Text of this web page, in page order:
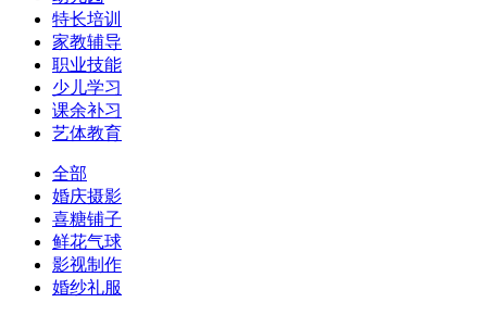
特长培训
家教辅导
职业技能
少儿学习
课余补习
艺体教育
全部
婚庆摄影
喜糖铺子
鲜花气球
影视制作
婚纱礼服